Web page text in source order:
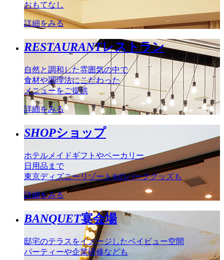
おもてなし
詳細をみる
RESTAURANTレストラン
自然と調和した雰囲気の中で
食材や調理法にこだわった
メニューをご提供
詳細をみる
SHOPショップ
ホテルメイドギフトやベーカリー
日用品まで
東京ディズニーリゾート®のパークグッズも
詳細をみる
BANQUET宴会場
邸宅のテラスをイメージしたベイビュー空間
パーティーや企業研修なども